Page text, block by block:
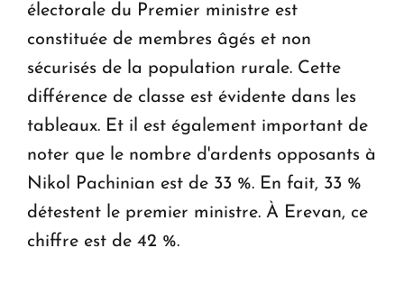
électorale du Premier ministre est
constituée de membres âgés et non
sécurisés de la population rurale. Cette
différence de classe est évidente dans les
tableaux. Et il est également important de
noter que le nombre d'ardents opposants à
Nikol Pachinian est de 33 %. En fait, 33 %
détestent le premier ministre. À Erevan, ce
chiffre est de 42 %.